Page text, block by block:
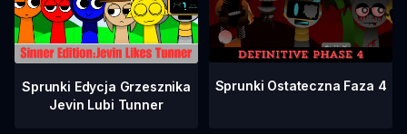
Sprunki Edycja Grzesznika
Jevin Lubi Tunner
Sprunki Ostateczna Faza 4